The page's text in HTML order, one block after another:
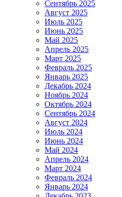
Сентябрь 2025
Август 2025
Июль 2025
Июнь 2025
Май 2025
Апрель 2025
Март 2025
Февраль 2025
Январь 2025
Декабрь 2024
Ноябрь 2024
Октябрь 2024
Сентябрь 2024
Август 2024
Июль 2024
Июнь 2024
Май 2024
Апрель 2024
Март 2024
Февраль 2024
Январь 2024